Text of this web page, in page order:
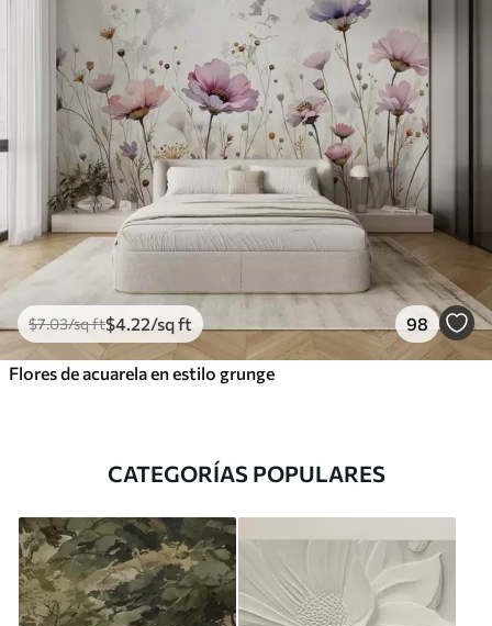
$7.03/sq ft$4 .22/sq ft 98
Flores de acuarela en estilo grunge
CATEGORÍAS POPULARES